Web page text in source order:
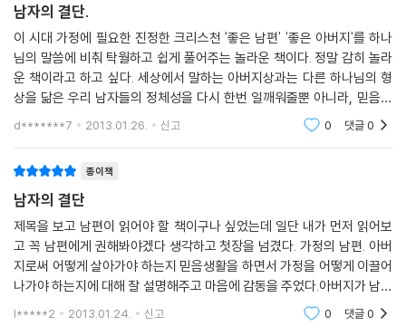
하나님께 감사할 일입니다. 하지만 연구에 따르면 아이들에겐 아버지가 꼭
필요합니다. 그 사실을 부정할 수는 없습니다. 아시다시피 얼마 전 우리 가
족은 안타깝게도 아홉 살 난 딸 에밀리(Emily)를 잃었습니다. 그 아이의 죽
음으로 깨달았습니다. 그 아이와 함께한 값진 시간을 제대로 보내지 못했
다는 것을요. 아버지란 존재가 그 애와 아들 딜런(Dylan)에게 얼마나 소중
한지를 미처 몰랐습니다.
했습니다. 이제 모든 아버지가 일어서서 자녀를 위해 나서는 것이 하나님
가 아닙니다. 아버지는 어린 자녀와 함께 살아가면서 하늘 아버지의 성품
을 분명히 보여 주어야 합니다.
내 말을 듣고 조롱하고 무시할 분도 있을 줄 압니다. 하지만 똑똑히 아셔야
합니다. 여러분은 하나님이 주신 아버지란 귀한 직분에 책임을 져야 합니
다. 운전석에서 내내 졸다가 어느 날 갑자기 정신을 차리지 말고 바로 지금,
영원한 가치는 여러분의 직업도 취미도 아닌 자녀의 영혼에 있다는 사실을
가정의 행복과 불행의 80퍼센트는 남자 하기 나름이라고 한다. 이 책은 이
시대에 딱 맞는 극히 성경적이면서도 실제적인 메시지를 담았다. 목회자,
성도, 남편, 아버지의 위치에 있는 모든 남성에게 주저 없이 추천하고 싶다.
정동섭 _가족관계연구소장, 한동대학교 외래교수
“그러므로 각처에서 남자들이 분노와 다툼 없이 거룩한 손을 들어 기도하
통해 남자들이 일어나 거룩한 손을 들어 기도하기로 결단하여 가정과 교회
와 사회가 바로 세워지기를 바란다.
정성진 _거룩한빛광성교회 담임목사
남자의 결단.
이 시대 가정에 필요한 진정한 크리스천 '좋은 남편' '좋은 아버지'를 하나
님의 말씀에 비춰 탁월하고 쉽게 풀어주는 놀라운 책이다. 정말 감히 놀라
운 책이라고 하고 싶다. 세상에서 말하는 아버지상과는 다른 하나님의 형
상을 닮은 우리 남자들의 정체성을 다시 한번 일깨워줄뿐 아니라, 믿음의
남자로 서기 위한 결단, 가정을 구조하기 위한 결단, 무너진 사회를 위한 결
d*******7 2013.01.26. 신고 0 댓글0
종이책
남자의 결단
제목을 보고 남편이 읽어야 할 책이구나 싶었는데 일단 내가 먼저 읽어보
고 꼭 남편에게 권해봐야겠다 생각하고 첫장을 넘겼다. 가정의 남편. 아버
지로써 어떻게 살아가야 하는지 믿음생활을 하면서 가정을 어떻게 이끌어
나가야 하는지에 대해 잘 설명해주고 마음에 감동을 주었다.아버지가 남편
이 정말 이렇게만 살아준다면 한 가정이 살아나고 바로 세워지겠구나하는
l*****2 2013.01.24. 신고 0 댓글0